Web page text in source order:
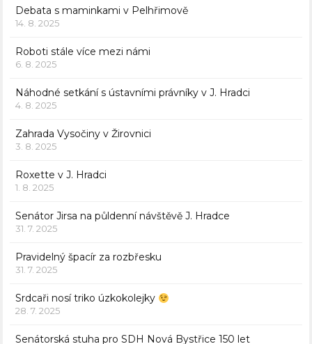
Debata s maminkami v Pelhřimově
14. 8. 2025
Roboti stále více mezi námi
6. 8. 2025
Náhodné setkání s ústavními právníky v J. Hradci
4. 8. 2025
Zahrada Vysočiny v Žirovnici
3. 8. 2025
Roxette v J. Hradci
1. 8. 2025
Senátor Jirsa na půldenní návštěvě J. Hradce
31. 7. 2025
Pravidelný špacír za rozbřesku
31. 7. 2025
Srdcaři nosí triko úzkokolejky
28. 7. 2025
Senátorská stuha pro SDH Nová Bystřice 150 let